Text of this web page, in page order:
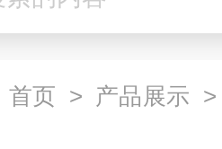
首页 > 产品展示